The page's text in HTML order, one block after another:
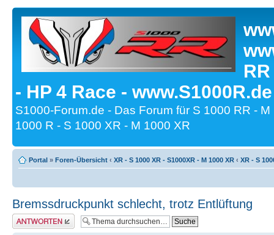
- HP 4 Race -
S1000-Forum.de - Das Forum für S 1000 RR -
1000 R - S 1000 XR - M 1000 XR
Portal » Foren-Übersicht ‹ XR - S 1000 XR - S1000XR - M 1000 XR ‹ XR - S
Bremssdruckpunkt schlecht, trotz Entlüftung
Antwort erstellen